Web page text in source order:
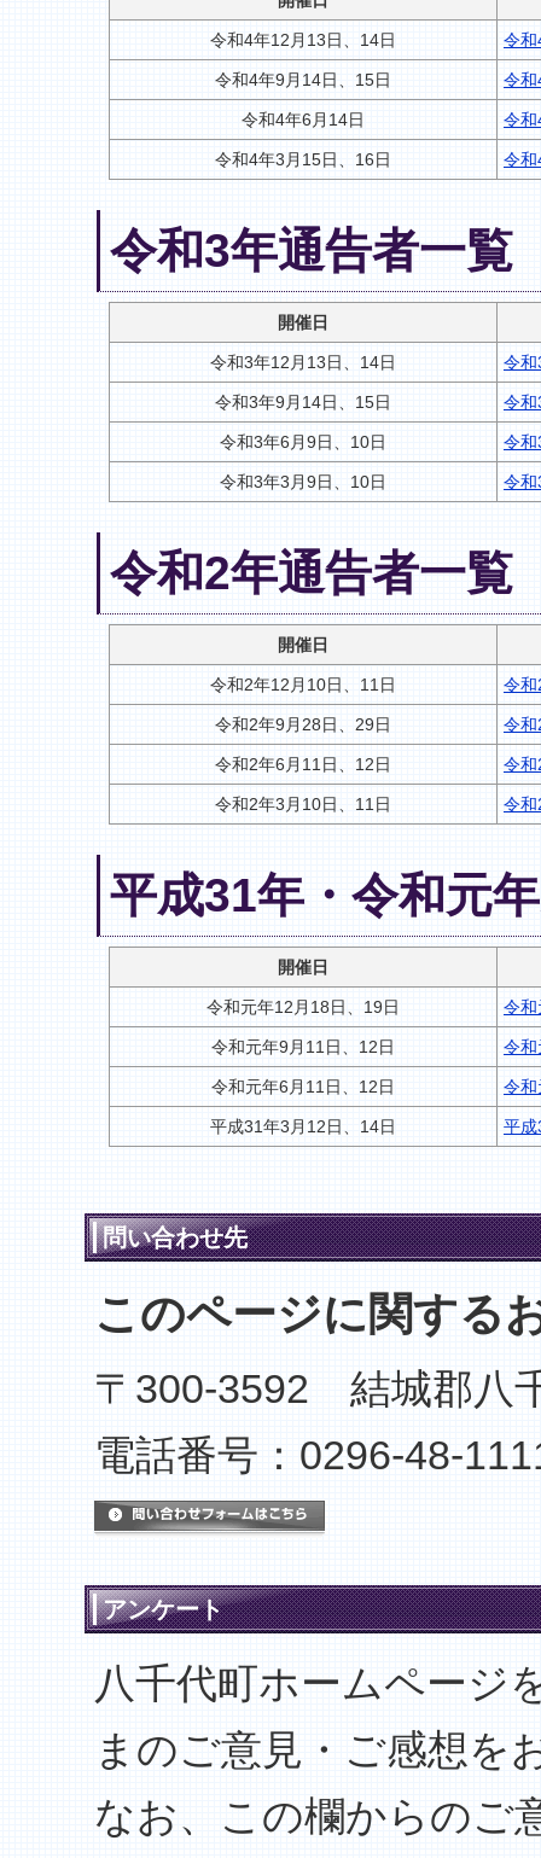
令和4年12月13日、14日 令和
令和4年9月14日、15日 令和
令和4年6月14日 令和
令和4年3月15日、16日 令和
令和3年通告者一覧
開催日
令和3年12月13日、14日 令和
令和3年9月14日、15日 令和
令和3年6月9日、10日 令和
令和3年3月9日、10日 令和
令和2年通告者一覧
開催日
令和2年12月10日、11日 令和
令和2年9月28日、29日 令和
令和2年6月11日、12日 令和
令和2年3月10日、11日 令和
平成31年・令和元
開催日
令和元年12月18日、19日 令和
令和元年9月11日、12日 令和
令和元年6月11日、12日 令和
平成31年3月12日、14日 平成
問い合わせ先
このページに関する
〒300-3592 結城郡八
電話番号：0296-48-
アンケート
八千代町ホームページ
まのご意見・ご感想を
なお、この欄からのご